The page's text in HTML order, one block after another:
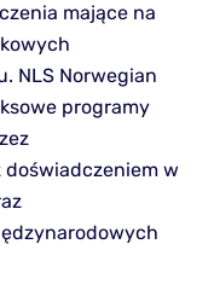
mające na
NLS Norwegian
programy
w